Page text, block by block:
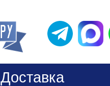
Доставка